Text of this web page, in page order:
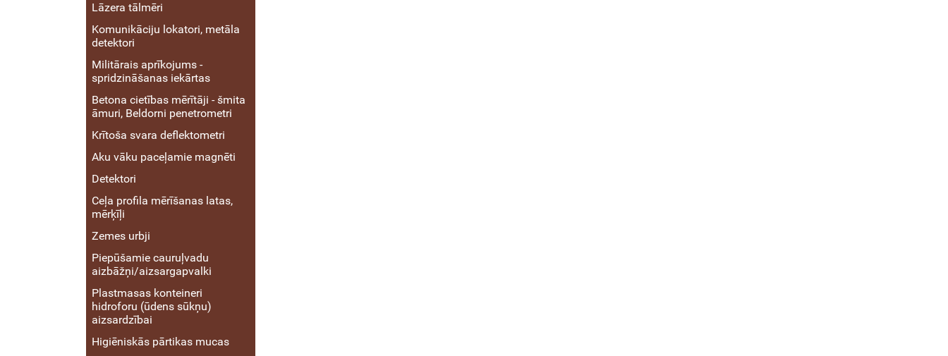
Lāzera tālmēri
Komunikāciju lokatori, metāla
detektori
Militārais aprīkojums -
spridzināšanas iekārtas
Betona cietības mērītāji - šmita
āmuri, Beldorni penetrometri
Krītoša svara deflektometri
Aku vāku paceļamie magnēti
Detektori
Ceļa profila mērīšanas latas,
mērķīļi
Zemes urbji
Piepūšamie cauruļvadu
aizbāžņi/aizsargapvalki
Plastmasas konteineri
hidroforu (ūdens sūkņu)
aizsardzībai
Higiēniskās pārtikas mucas